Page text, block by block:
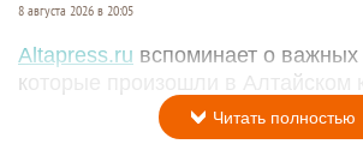
8 августа 2026 в 20:05
Altapress.ru вспоминает о важных
которые произошли в Алтайском
Читать полностью